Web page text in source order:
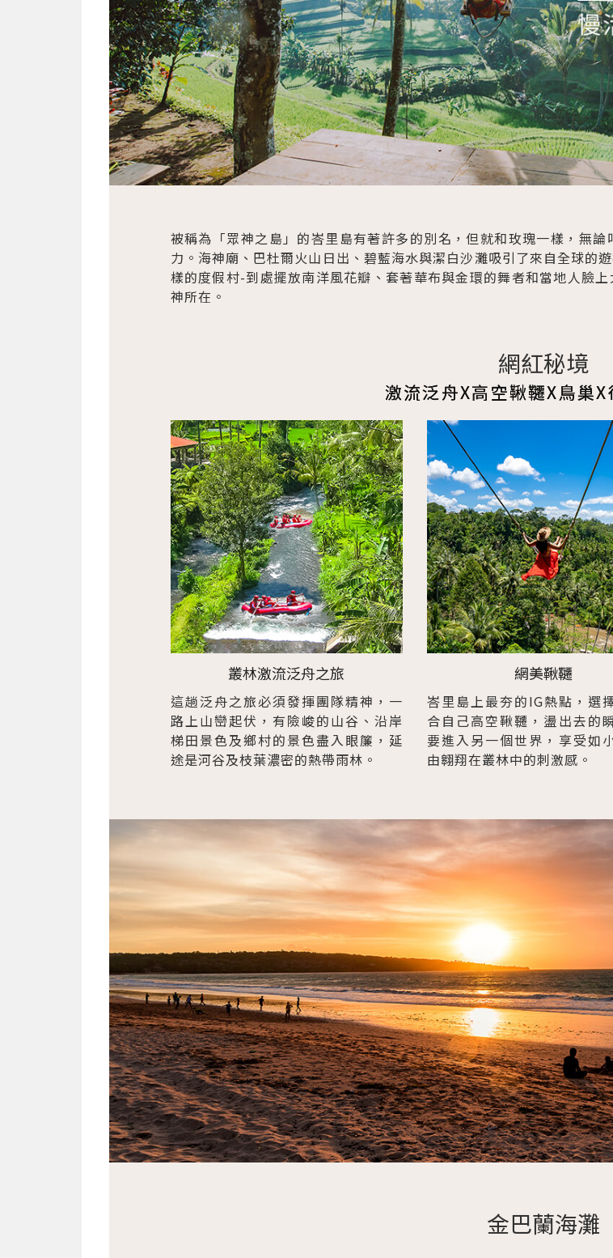
被稱為「眾神之島」的峇里島有著許多的別名，但就和玫瑰一樣，無
力。海神廟、巴杜爾火山日出、碧藍海水與潔白沙灘吸引了來自全球的
樣的度假村-到處擺放南洋風花瓣、套著華布與金環的舞者和當地人臉
神所在。
網紅秘境
激流泛舟X高空鞦韆X鳥巢
叢林激流泛舟之旅
這趟泛舟之旅必須發揮團隊精神，一
路上山巒起伏，有險峻的山谷、沿岸
梯田景色及鄉村的景色盡入眼簾，延
途是河谷及枝葉濃密的熱帶雨林。
網美鞦韆
峇里島上最夯的IG熱點，選
合自己高空鞦韆，盪出去的
要進入另一個世界，享受如
由翱翔在叢林中的刺激感。
金巴蘭海灘